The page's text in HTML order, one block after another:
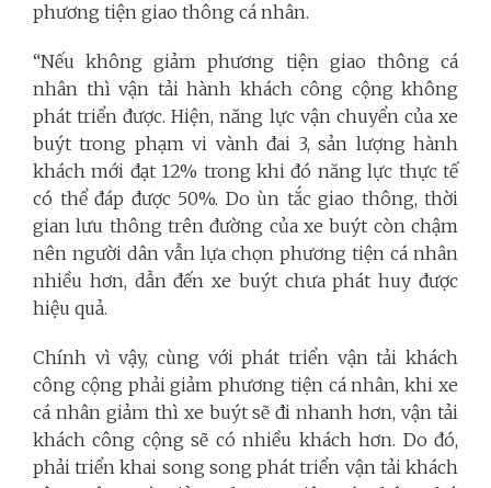
phương tiện giao thông cá nhân.
“Nếu không giảm phương tiện giao thông cá
nhân thì vận tải hành khách công cộng không
phát triển được. Hiện, năng lực vận chuyển của xe
buýt trong phạm vi vành đai 3, sản lượng hành
khách mới đạt 12% trong khi đó năng lực thực tế
có thể đáp được 50%. Do ùn tắc giao thông, thời
gian lưu thông trên đường của xe buýt còn chậm
nên người dân vẫn lựa chọn phương tiện cá nhân
nhiều hơn, dẫn đến xe buýt chưa phát huy được
hiệu quả.
Chính vì vậy, cùng với phát triển vận tải khách
công cộng phải giảm phương tiện cá nhân, khi xe
cá nhân giảm thì xe buýt sẽ đi nhanh hơn, vận tải
khách công cộng sẽ có nhiều khách hơn. Do đó,
phải triển khai song song phát triển vận tải khách